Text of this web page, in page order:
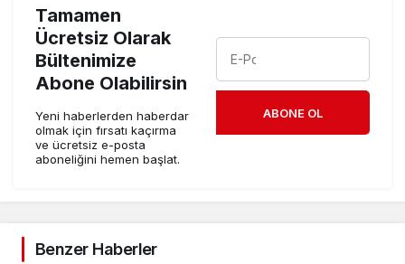
Tamamen
Ücretsiz Olarak
Bültenimize
Abone Olabilirsin
Yeni haberlerden haberdar
olmak için fırsatı kaçırma
ve ücretsiz e-posta
aboneliğini hemen başlat.
ABONE OL
Benzer Haberler